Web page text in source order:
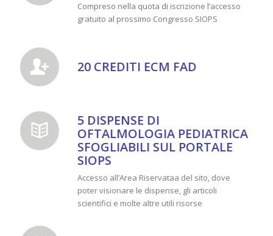
Compreso nella quota di iscrizione l’accesso
gratuito al prossimo Congresso SIOPS
20 CREDITI ECM FAD
5 DISPENSE DI
OFTALMOLOGIA PEDIATRICA
SFOGLIABILI SUL PORTALE
SIOPS
Accesso all’Area Riservataa del sito, dove
poter visionare le dispense, gli articoli
scientifici e molte altre utili risorse